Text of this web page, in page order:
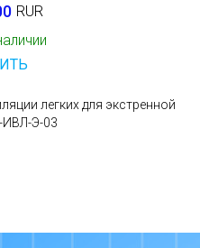
RUR
легких для экстренной
Э-03